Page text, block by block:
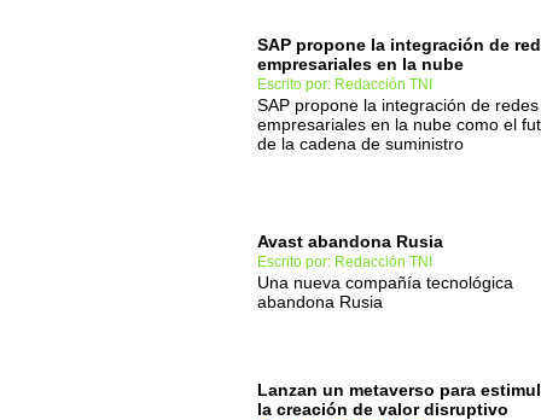
SAP propone la integración de
empresariales en la nube
Escrito por: Redacción TNI
SAP propone la integración de redes
empresariales en la nube como el
de la cadena de suministro
Avast abandona Rusia
Escrito por: Redacción TNI
Una nueva compañía tecnológica
abandona Rusia
Lanzan un metaverso para
la creación de valor disruptivo